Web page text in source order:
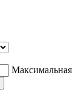
Максимальная